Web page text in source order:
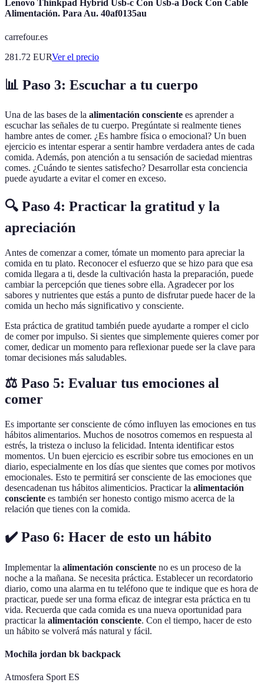
Lenovo Thinkpad Hybrid Usb-c Con Usb-a Dock Con Cable
Alimentación. Para Au. 40af0135au
carrefour.es
281.72 EURVer el precio
📊 Paso 3: Escuchar a tu cuerpo
Una de las bases de la alimentación consciente es aprender a
escuchar las señales de tu cuerpo. Pregúntate si realmente tienes
hambre antes de comer. ¿Es hambre física o emocional? Un buen
ejercicio es intentar esperar a sentir hambre verdadera antes de cada
comida. Además, pon atención a tu sensación de saciedad mientras
comes. ¿Cuándo te sientes satisfecho? Desarrollar esta conciencia
puede ayudarte a evitar el comer en exceso.
🔍 Paso 4: Practicar la gratitud y la
apreciación
Antes de comenzar a comer, tómate un momento para apreciar la
comida en tu plato. Reconocer el esfuerzo que se hizo para que esa
comida llegara a ti, desde la cultivación hasta la preparación, puede
cambiar la percepción que tienes sobre ella. Agradecer por los
sabores y nutrientes que estás a punto de disfrutar puede hacer de la
comida un hecho más significativo y consciente.
Esta práctica de gratitud también puede ayudarte a romper el ciclo
de comer por impulso. Si sientes que simplemente quieres comer por
comer, dedicar un momento para reflexionar puede ser la clave para
tomar decisiones más saludables.
⚖️ Paso 5: Evaluar tus emociones al
comer
Es importante ser consciente de cómo influyen las emociones en tus
hábitos alimentarios. Muchos de nosotros comemos en respuesta al
estrés, la tristeza o incluso la felicidad. Intenta identificar estos
momentos. Un buen ejercicio es escribir sobre tus emociones en un
diario, especialmente en los días que sientes que comes por motivos
emocionales. Esto te permitirá ser consciente de las emociones que
desencadenan tus hábitos alimenticios. Practicar la alimentación
consciente es también ser honesto contigo mismo acerca de la
relación que tienes con la comida.
✔️ Paso 6: Hacer de esto un hábito
Implementar la alimentación consciente no es un proceso de la
noche a la mañana. Se necesita práctica. Establecer un recordatorio
diario, como una alarma en tu teléfono que te indique que es hora de
practicar, puede ser una forma eficaz de integrar esta práctica en tu
vida. Recuerda que cada comida es una nueva oportunidad para
practicar la alimentación consciente. Con el tiempo, hacer de esto
un hábito se volverá más natural y fácil.
Mochila jordan bk backpack
Atmosfera Sport ES